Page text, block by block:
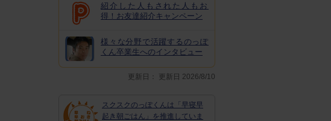
紹介した人もされた人もお
得！お友達紹介キャンペーン
様々な分野で活躍するのっぽ
くん卒業生へのインタビュー
更新日： 更新日 2026/8/10
スクスクのっぽくんは「早寝早
起き朝ごはん」を推進していま